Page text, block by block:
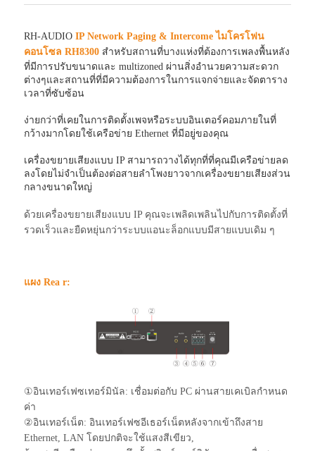
RH-AUDIOIP Network Paging & Intercome ไมโครโฟน
คอนโซล RH8300 สำหรับสถานที่บางแห่งที่ต้องการเพลงพื้นหลัง
ที่มีการปรับขนาดและ multizoned ผ่านสิ่งอำนวยความสะดวก
ต่างๆและสถานที่ที่มีความต้องการในการแจกจ่ายและจัดตาราง
เวลาที่ซับซ้อน
ง่ายกว่าที่เคยในการติดตั้งเพจหรือระบบอินเตอร์คอมภายในที่
กว้างมากโดยใช้เครือข่าย Ethernet ที่มีอยู่ของคุณ
เครื่องขยายเสียงแบบ IP สามารถวางได้ทุกที่ที่คุณมีเครือข่ายลด
ลงโดยไม่จำเป็นต้องต่อสายลำโพงยาวจากเครื่องขยายเสียงส่วน
กลางขนาดใหญ่
ด้วยเครื่องขยายเสียงแบบ IP คุณจะเพลิดเพลินไปกับการติดตั้งที่
รวดเร็วและยืดหยุ่นกว่าระบบแอนะล็อกแบบมีสายแบบเดิม ๆ
แผง Rea r:
①อินเทอร์เฟซเทอร์มินัล: เชื่อมต่อกับ PC ผ่านสายเคเบิลกำหนด
ค่า
②อินเทอร์เน็ต: อินเทอร์เฟซอีเธอร์เน็ตหลังจากเข้าถึงสาย
Ethernet, LAN โดยปกติจะใช้แสงสีเขียว,